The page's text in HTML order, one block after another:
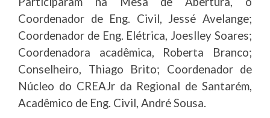
Coordenador de Eng. Civil, Jessé Avelange;
Coordenador de Eng. Elétrica, Joeslley Soares;
Coordenadora acadêmica, Roberta Branco;
Conselheiro, Thiago Brito; Coordenador de
Núcleo do CREAJr da Regional de Santarém,
Acadêmico de Eng. Civil, André Sousa.